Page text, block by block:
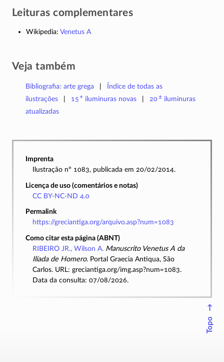
Leituras complementares
Wikipedia: Venetus A
Veja também
Bibliografia: arte grega
Índice de todas as
ilustrações
15+ iluminuras novas 20±iluminuras
atualizadas
Imprenta
Ilustração nº 1083, publicada em 20/02/2014.
Licença de uso (comentários e notas)
CC BY-NC-ND 4.0
Permalink
https://greciantiga.org/arquivo.asp?num=1083
Como citar esta página (ABNT)
RIBEIRO JR., Wilson A. Manuscrito Venetus A da
Ilíada de Homero. Portal Graecia Antiqua, São
Carlos. URL: greciantiga.org/img.asp?num=1083.
Data da consulta: 07/08/2026.
↑
Topo